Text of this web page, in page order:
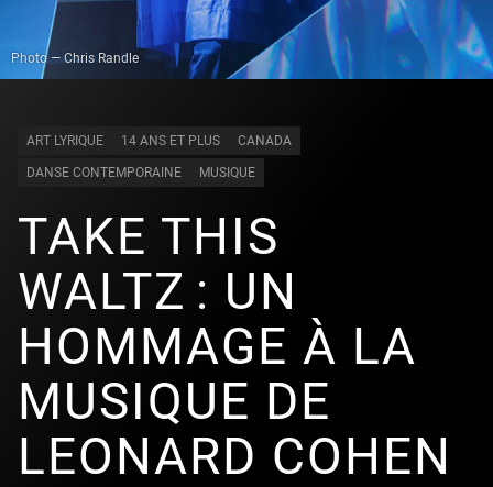
Photo — Chris Randle
ART LYRIQUE 14 ANS ET PLUS CANADA
DANSE CONTEMPORAINE MUSIQUE
TAKE THIS
WALTZ : UN
HOMMAGE À LA
MUSIQUE DE
LEONARD COHEN